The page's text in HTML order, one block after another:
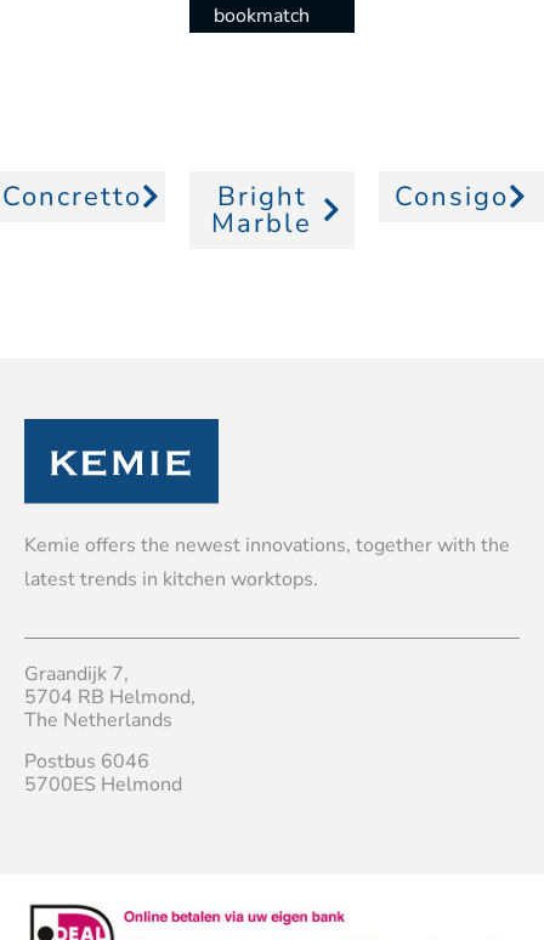
Concretto
bookmatch
Bright
Marble
Consigo
Kemie offers the newest innovations, together with the
latest trends in kitchen worktops.
Graandijk 7,
5704 RB Helmond,
The Netherlands
Postbus 6046
5700ES Helmond